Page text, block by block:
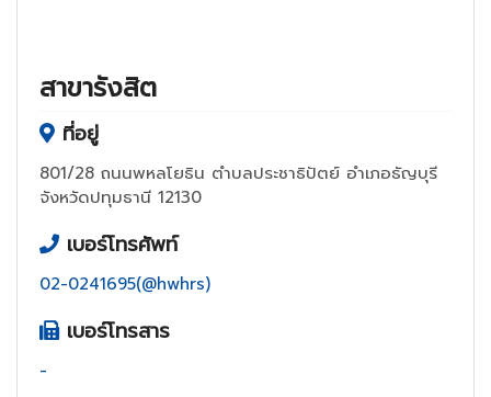
สาขารังสิต
ที่อยู่
801/28 ถนนพหลโยธิน ตำบลประชาธิปัตย์ อำเภอธัญบุรี
จังหวัดปทุมธานี 12130
เบอร์โทรศัพท์
02-0241695(@hwhrs)
เบอร์โทรสาร
-